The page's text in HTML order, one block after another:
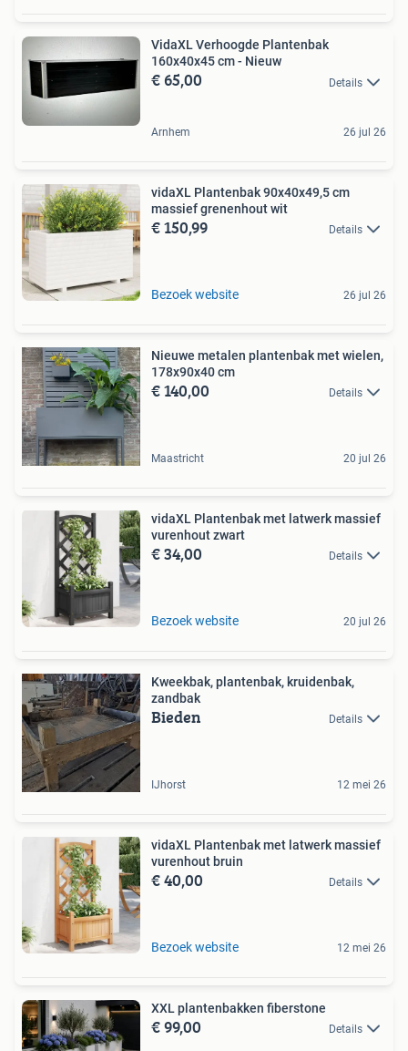
VidaXL Verhoogde Plantenbak
160x40x45 cm - Nieuw
€ 65,00 Details
Arnhem 26 jul 26
vidaXL Plantenbak 90x40x49,5 cm
massief grenenhout wit
€ 150,99 Details
Bezoek website 26 jul 26
Nieuwe metalen plantenbak met wielen,
178x90x40 cm
€ 140,00 Details
Maastricht 20 jul 26
vidaXL Plantenbak met latwerk massief
vurenhout zwart
€ 34,00 Details
Bezoek website 20 jul 26
Kweekbak, plantenbak, kruidenbak,
zandbak
Bieden Details
IJhorst 12 mei 26
vidaXL Plantenbak met latwerk massief
vurenhout bruin
€ 40,00 Details
Bezoek website 12 mei 26
XXL plantenbakken fiberstone
€ 99,00 Details